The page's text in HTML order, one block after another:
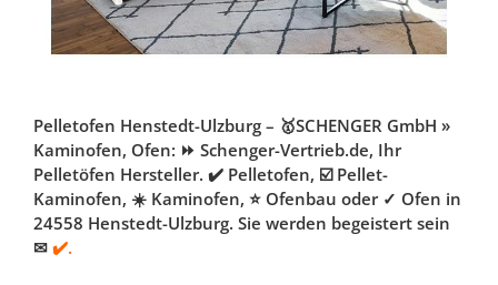
Pelletofen Henstedt-Ulzburg – 🥇SCHENGER GmbH »
Kaminofen, Ofen: ⏩ Schenger-Vertrieb.de, Ihr
Pelletöfen Hersteller. ✔️ Pelletofen, ☑️ Pellet-
Kaminofen, ☀️ Kaminofen, ⭐ Ofenbau oder ✓ Ofen in
24558 Henstedt-Ulzburg. Sie werden begeistert sein
✉ ✔️.